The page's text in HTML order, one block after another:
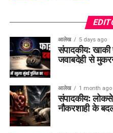
आलेख 5 days ago
संपादकीय: खाकी
जवाबदेही से
आलेख 1 month ago
संपादकीय:
नौकरशाही के